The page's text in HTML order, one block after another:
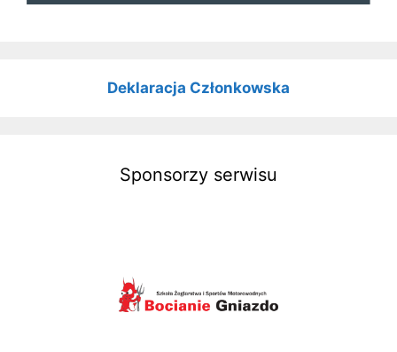
Deklaracja Członkowska
Sponsorzy serwisu